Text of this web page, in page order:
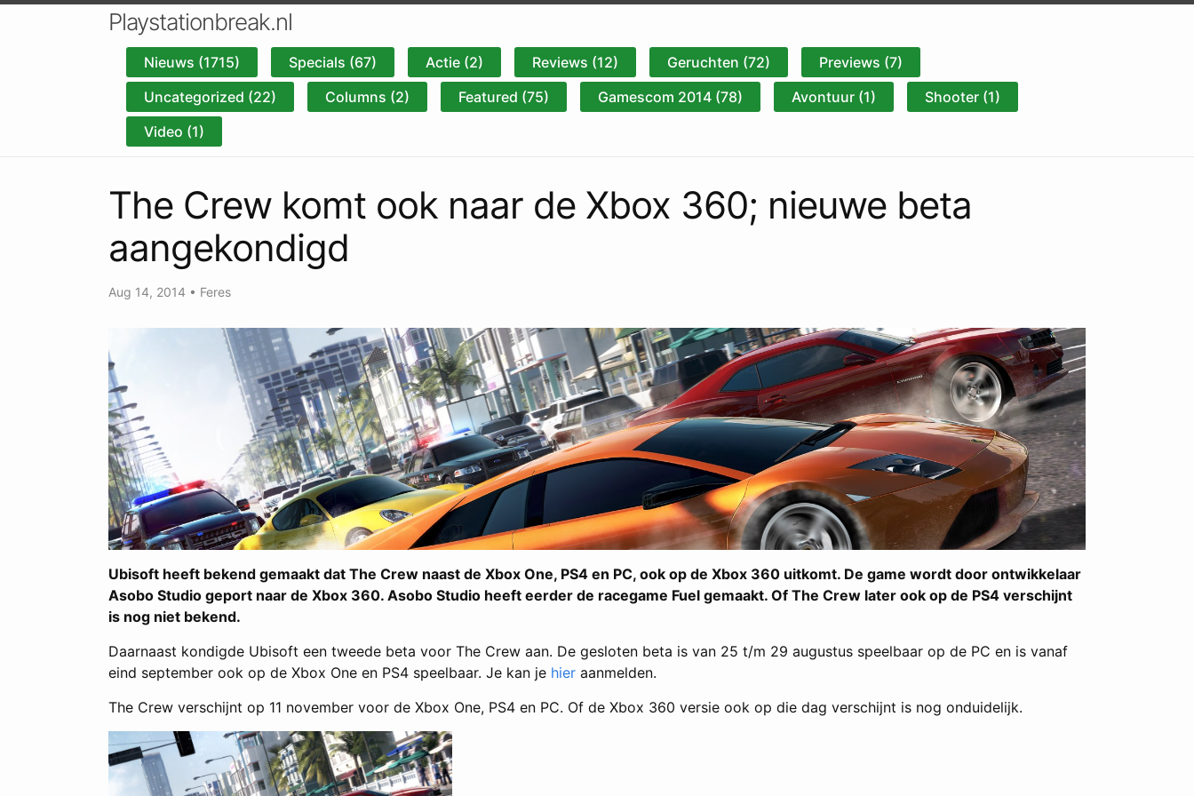
Playstationbreak.nl
Nieuws (1715) Specials (67) Actie (2) Reviews (12) Geruchten (72)
Previews (7)
Uncategorized (22)
Columns (2) Featured (75) Gamescom 2014 (78) Avontuur (1)
Shooter (1)
Video (1)
The Crew komt ook naar de Xbox 360; nieuwe beta
aangekondigd
Aug 14, 2014 • Feres
Ubisoft heeft bekend gemaakt dat The Crew naast de Xbox One, PS4 en PC, ook op de Xbox 360 uitkomt. De game wordt door ontwikkelaar
Asobo Studio geport naar de Xbox 360. Asobo Studio heeft eerder de racegame Fuel gemaakt. Of The Crew later ook op de PS4 verschijnt
is nog niet bekend.
Daarnaast kondigde Ubisoft een tweede beta voor The Crew aan. De gesloten beta is van 25 t/m 29 augustus speelbaar op de PC en is vanaf
eind september ook op de Xbox One en PS4 speelbaar. Je kan je hier aanmelden.
The Crew verschijnt op 11 november voor de Xbox One, PS4 en PC. Of de Xbox 360 versie ook op die dag verschijnt is nog onduidelijk.